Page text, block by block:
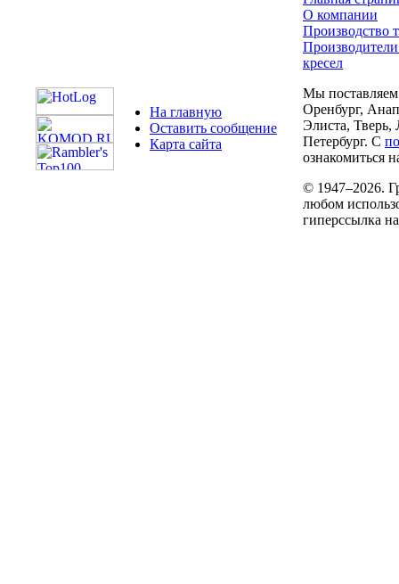
На главную
Оставить сообщение
Карта сайта
О компании
Производство
кресел
Мы поставляем
Оренбург,
Элиста, Тверь,
Петербург. С
ознакомиться
© 1947–2026.
любом
гиперссылка